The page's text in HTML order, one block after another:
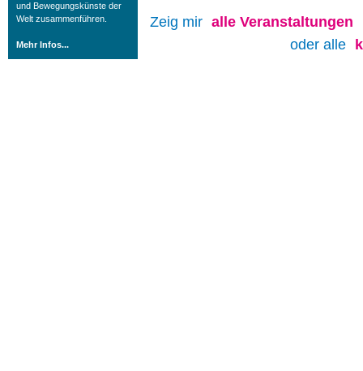
und Bewegungskünste der
Welt zusammenführen.
Mehr Infos...
Zeig mir alle Veranstaltungen
oder alle